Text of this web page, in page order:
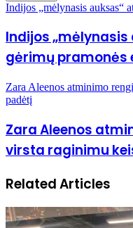
Indijos „mėlynasis auksas“
Indijos
gėrimų pramonės
Zara Aleenos atminimo
padėtį
Zara Aleenos
virsta raginimu
Related Articles